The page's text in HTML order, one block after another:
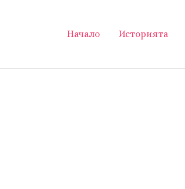
Начало Историята